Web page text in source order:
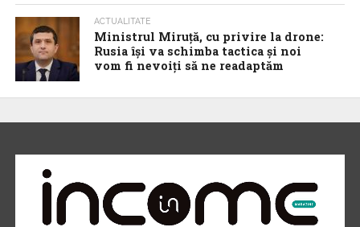
ACTUALITATE
Ministrul Miruță, cu privire la drone:
Rusia își va schimba tactica și noi
vom fi nevoiți să ne readaptăm